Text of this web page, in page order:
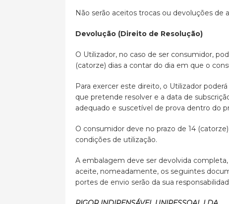
Não serão aceitos trocas ou devoluções de
Devolução (Direito de Resolução)
O Utilizador, no caso de ser consumidor,
(catorze) dias a contar do dia em que o
Para exercer este direito, o Utilizador
que pretende resolver e a data de
adequado e suscetível de prova dentro do
O consumidor deve no prazo de 14
condições de utilização.
A embalagem deve ser devolvida
aceite, nomeadamente, os seguintes
portes de envio serão da sua